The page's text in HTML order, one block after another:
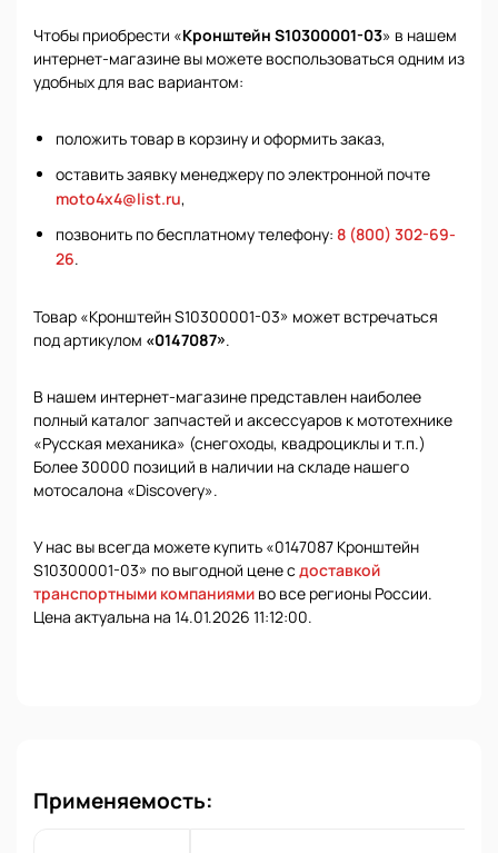
Чтобы приобрести «Кронштейн S10300001-03» в нашем
интернет-магазине вы можете воспользоваться одним из
удобных для вас вариантом:
положить товар в корзину и оформить заказ,
оставить заявку менеджеру по электронной почте
moto4x4@list.ru,
позвонить по бесплатному телефону: 8 (800) 302-69-
26.
Товар «Кронштейн S10300001-03» может встречаться
под артикулом «0147087».
В нашем интернет-магазине представлен наиболее
полный каталог запчастей и аксессуаров к мототехнике
«Русская механика» (снегоходы, квадроциклы и т.п.)
Более 30000 позиций в наличии на складе нашего
мотосалона «Discovery».
У нас вы всегда можете купить «0147087 Кронштейн
S10300001-03» по выгодной цене с доставкой
транспортными компаниями во все регионы России.
Цена актуальна на 14.01.2026 11:12:00.
Применяемость: